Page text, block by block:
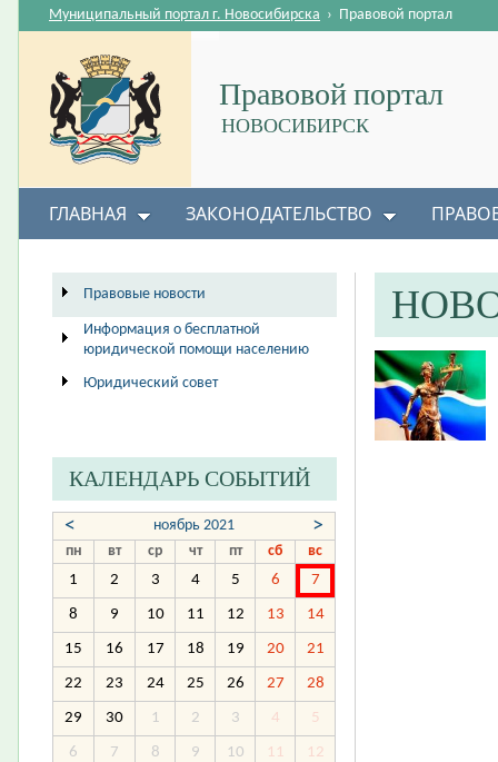
Правовой портал
НОВОСИБИРСК
Муниципальный портал г. Новосибирска › Правовой портал
ГЛАВНАЯ ЗАКОНОДАТЕЛЬСТВО
Правовые новости
Информация о бесплатной
юридической помощи населению
Юридический совет
КАЛЕНДАРЬ СОБЫТИЙ
< ноябрь 2021 >
пн вт ср чт пт сб
вс
1
2 3 4 5 6 7
8 9 10 11 12 13 14
15 16 17 18 19 20 21
22 23 24 25 26 27 28
29 30 1 2 3 4 5
6 7 8 9 10 11 12